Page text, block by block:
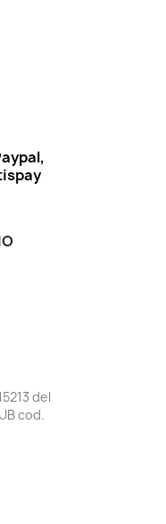
del
cod.